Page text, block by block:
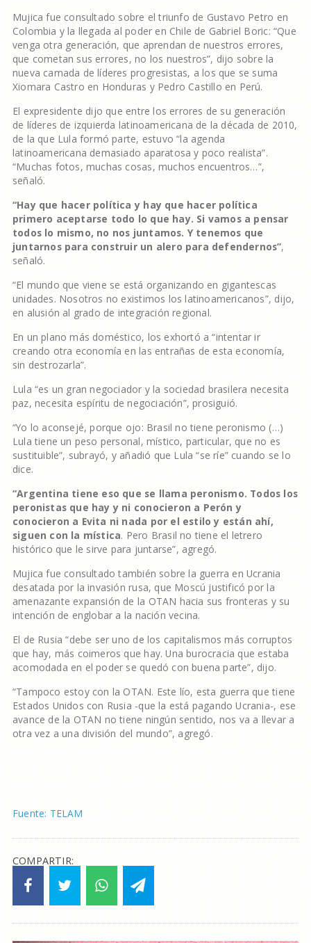
Mujica fue consultado sobre el triunfo de Gustavo Petro en
Colombia y la llegada al poder en Chile de Gabriel Boric: “Que
venga otra generación, que aprendan de nuestros errores,
que cometan sus errores, no los nuestros”, dijo sobre la
nueva camada de líderes progresistas, a los que se suma
Xiomara Castro en Honduras y Pedro Castillo en Perú.
El expresidente dijo que entre los errores de su generación
de líderes de izquierda latinoamericana de la década de 2010,
de la que Lula formó parte, estuvo “la agenda
latinoamericana demasiado aparatosa y poco realista”.
“Muchas fotos, muchas cosas, muchos encuentros…”,
señaló.
“Hay que hacer política y hay que hacer política
primero aceptarse todo lo que hay. Si vamos a pensar
todos lo mismo, no nos juntamos. Y tenemos que
juntarnos para construir un alero para defendernos”,
señaló.
“El mundo que viene se está organizando en gigantescas
unidades. Nosotros no existimos los latinoamericanos”, dijo,
en alusión al grado de integración regional.
En un plano más doméstico, los exhortó a “intentar ir
creando otra economía en las entrañas de esta economía,
sin destrozarla”.
Lula “es un gran negociador y la sociedad brasilera necesita
paz, necesita espíritu de negociación”, prosiguió.
“Yo lo aconsejé, porque ojo: Brasil no tiene peronismo (…)
Lula tiene un peso personal, místico, particular, que no es
sustituible”, subrayó, y añadió que Lula “se ríe” cuando se lo
dice.
“Argentina tiene eso que se llama peronismo. Todos los
peronistas que hay y ni conocieron a Perón y
conocieron a Evita ni nada por el estilo y están ahí,
siguen con la mística. Pero Brasil no tiene el letrero
histórico que le sirve para juntarse”, agregó.
Mujica fue consultado también sobre la guerra en Ucrania
desatada por la invasión rusa, que Moscú justificó por la
amenazante expansión de la OTAN hacia sus fronteras y su
intención de englobar a la nación vecina.
El de Rusia “debe ser uno de los capitalismos más corruptos
que hay, más coimeros que hay. Una burocracia que estaba
acomodada en el poder se quedó con buena parte”, dijo.
“Tampoco estoy con la OTAN. Este lío, esta guerra que tiene
Estados Unidos con Rusia -que la está pagando Ucrania-, ese
avance de la OTAN no tiene ningún sentido, nos va a llevar a
otra vez a una división del mundo”, agregó.
Fuente: TELAM
COMPARTIR: